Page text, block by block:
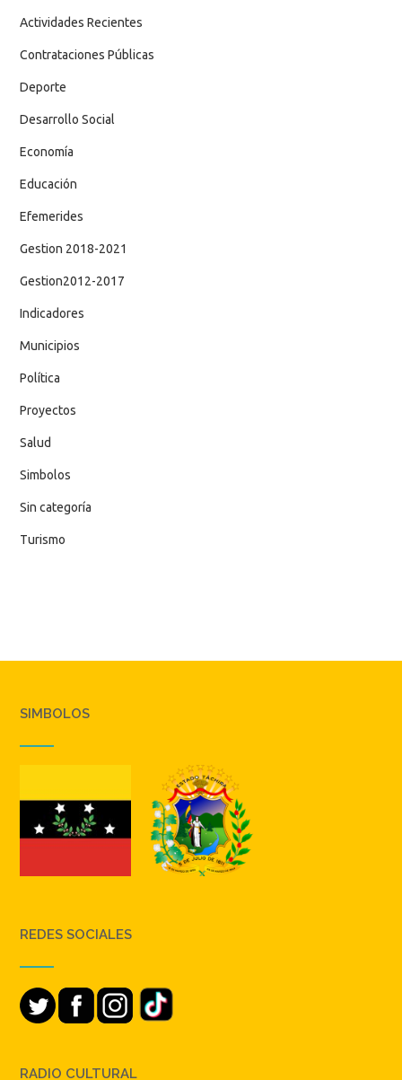
Actividades Recientes
Contrataciones Públicas
Deporte
Desarrollo Social
Economía
Educación
Efemerides
Gestion 2018-2021
Gestion2012-2017
Indicadores
Municipios
Política
Proyectos
Salud
Simbolos
Sin categoría
Turismo
SIMBOLOS
REDES SOCIALES
RADIO CULTURAL